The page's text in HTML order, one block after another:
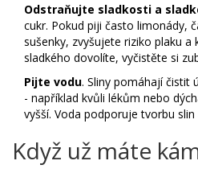
Odstraňujte sladkosti a
cukr. Pokud piji často limonády,
sušenky, zvyšujete riziko plaku a
sladkého dovolíte, vyčistěte si
Pijte vodu. Sliny pomáhají čistit
- například kvůli lékům nebo
vyšší. Voda podporuje tvorbu
Když už máte